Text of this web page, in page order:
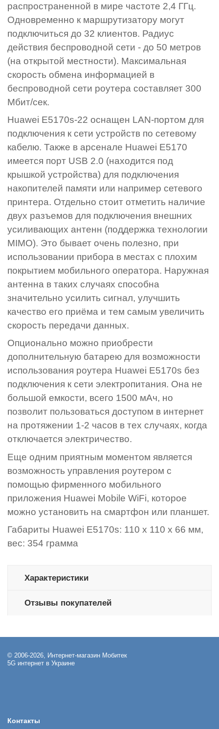
распространенной в мире частоте 2,4 ГГц.
Одновременно к маршрутизатору могут
подключиться до 32 клиентов. Радиус
действия беспроводной сети - до 50 метров
(на открытой местности). Максимальная
скорость обмена информацией в
беспроводной сети роутера составляет 300
Мбит/сек.
Huawei E5170s-22 оснащен LAN-портом для
подключения к сети устройств по сетевому
кабелю. Также в арсенале Huawei E5170
имеется порт USB 2.0 (находится под
крышкой устройства) для подключения
накопителей памяти или например сетевого
принтера. Отдельно стоит отметить наличие
двух разъемов для подключения внешних
усиливающих антенн (поддержка технологии
MIMO). Это бывает очень полезно, при
использовании прибора в местах с плохим
покрытием мобильного оператора. Наружная
антенна в таких случаях способна
значительно усилить сигнал, улучшить
качество его приёма и тем самым увеличить
скорость передачи данных.
Опционально можно приобрести
дополнительную батарею для возможности
использования роутера Huawei E5170s без
подключения к сети электропитания. Она не
большой емкости, всего 1500 мАч, но
позволит пользоваться доступом в интернет
на протяжении 1-2 часов в тех случаях, когда
отключается электричество.
Еще одним приятным моментом является
возможность управления роутером с
помощью фирменного мобильного
приложения Huawei Mobile WiFi, которое
можно установить на смартфон или планшет.
Габариты Huawei E5170s: 110 x 110 x 66 мм,
вес: 354 грамма
Характеристики
Отзывы покупателей
© 2006-2026, Интернет-магазин Мобитек
5G интернет в Украине
Контакты